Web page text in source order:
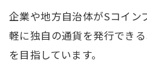
企業や地方自治体がSコイン
軽に独自の通貨を発行でき
を目指しています。